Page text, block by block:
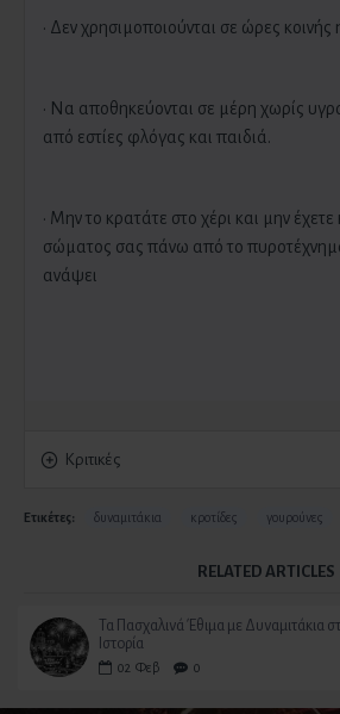
· Δεν χρησιμοποιούνται σε ώρες κοινής
· Να αποθηκεύονται σε μέρη χωρίς
από εστίες φλόγας και παιδιά.
· Μην το κρατάτε στο χέρι και μην
σώματος σας πάνω από το
ανάψει
Κριτικές
Ετικέτες: δυναμιτάκια κροτίδες γουρούνες
RELATED ARTICLES
Τα Πασχαλινά Έθιμα με Δυναμιτάκια
Ιστορία
02 Φεβ 0